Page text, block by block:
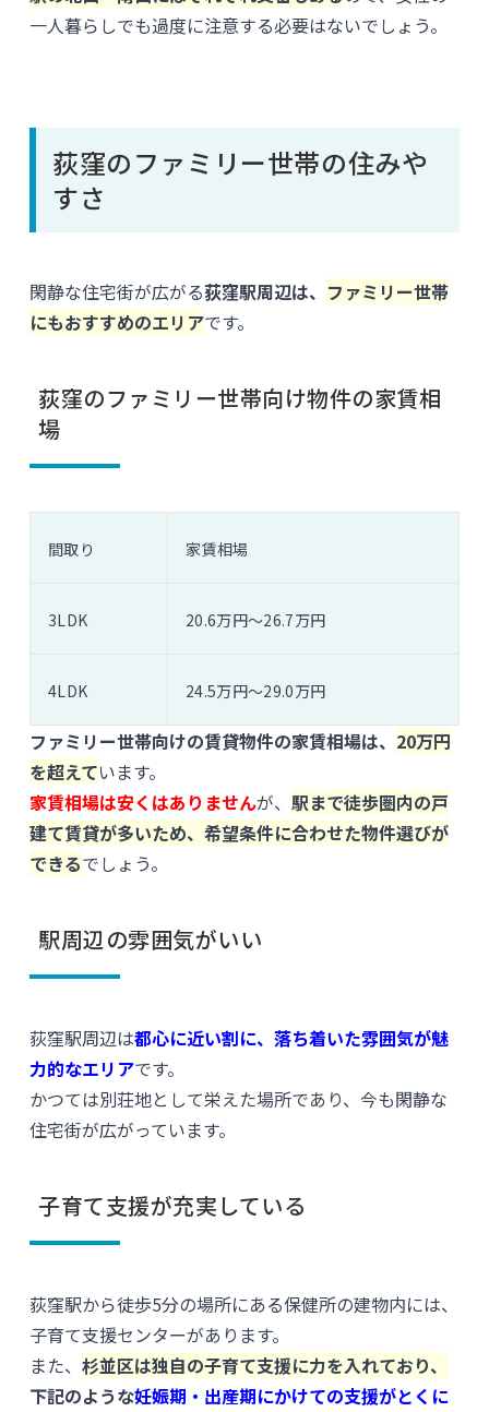
一人暮らしでも過度に注意する必要はないでしょう。
荻窪のファミリー世帯の住みや
すさ
閑静な住宅街が広がる荻窪駅周辺は、 ファミリー世帯
にもおすすめのエリアです。
荻窪のファミリー世帯向け物件の家賃相
場
間取り 家賃相場
3LDK 20.6万円〜26.7万円
4LDK 24.5万円〜29.0万円
ファミリー世帯向けの賃貸物件の家賃相場は、 20万円
を超えています。
家賃相場は安くはありませんが、 駅まで徒歩圏内の戸
建て賃貸が多いため、希望条件に合わせた物件選びが
できるでしょう。
駅周辺の雰囲気がいい
荻窪駅周辺は都心に近い割に、落ち着いた雰囲気が魅
力的なエリアです。
かつては別荘地として栄えた場所であり、今も閑静な
住宅街が広がっています。
子育て支援が充実している
荻窪駅から徒歩5分の場所にある保健所の建物内には、
子育て支援センターがあります。
また、 杉並区は独自の子育て支援に力を入れており、
下記のような妊娠期・出産期にかけての支援がとくに